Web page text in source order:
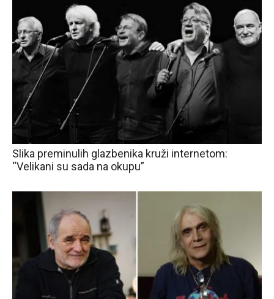
Slika preminulih glazbenika kruži internetom:
“Velikani su sada na okupu”